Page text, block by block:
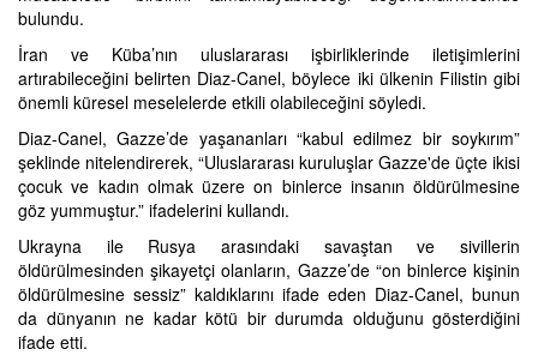
bulundu.
İran ve Küba’nın uluslararası işbirliklerinde iletişimlerini
artırabileceğini belirten Diaz-Canel, böylece iki ülkenin Filistin gibi
önemli küresel meselelerde etkili olabileceğini söyledi.
Diaz-Canel, Gazze’de yaşananları “kabul edilmez bir soykırım”
şeklinde nitelendirerek, “Uluslararası kuruluşlar Gazze'de üçte ikisi
çocuk ve kadın olmak üzere on binlerce insanın öldürülmesine
göz yummuştur.” ifadelerini kullandı.
Ukrayna ile Rusya arasındaki savaştan ve sivillerin
öldürülmesinden şikayetçi olanların, Gazze’de “on binlerce kişinin
öldürülmesine sessiz” kaldıklarını ifade eden Diaz-Canel, bunun
da dünyanın ne kadar kötü bir durumda olduğunu gösterdiğini
ifade etti.